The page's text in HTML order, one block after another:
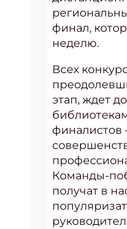
финал,
неделю.
Всех
этап, ждет
финалистов
Команды-
получат в